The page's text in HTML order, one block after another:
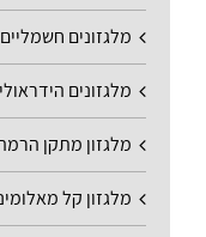
מלגזונים חשמליים
מלגזונים
מלגזון מתקן
מלגזון קל